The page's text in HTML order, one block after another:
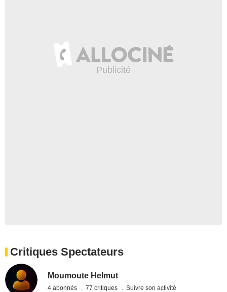
Critiques Spectateurs
Moumoute Helmut
4 abonnés 77 critiques Suivre son activité